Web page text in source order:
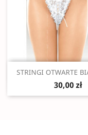
 Szybki
STRINGI OTWARTE
30,00 zł